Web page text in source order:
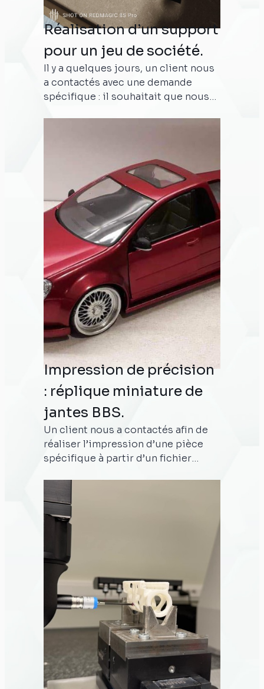
Réalisation d’un support
pour un jeu de société.
Il y a quelques jours, un client nous
a contactés avec une demande
spécifique : il souhaitait que nous
nous a transmis son fichier déjà
réalisé et nous avons ensuite lancé
l’impression sur notre imprimante
BambuLab X1 Carbon en utilisant
notre filament noir en ASA CF, un
matériau à la fois robuste et
résistant aux UV et aux variations de
température extérieure, idéal pour
une utilisation durable. Ne nous
connaissant pas encore, le client a
apprécié notre travail et nous a
rapidement confié une nouvelle
demande.
Impression de précision
: réplique miniature de
jantes BBS.
Un client nous a contactés afin de
réaliser l’impression d’une pièce
spécifique à partir d’un fichier
miniature d’une jante BBS, destinée
à une voiture miniature Volkswagen
modifiée. L’objectif du client était
d’obtenir une reproduction fidèle et
extrêmement détaillée, qui
corresponde parfaitement à ses
attentes en matière de réalisme et
de précision. Pour répondre à cette
demande, nous avons choisi
d’imprimer la pièce en utilisant
notre imprimante en résine. Ce type
d’imprimante est particulièrement
adapté pour des travaux nécessitant
un haut niveau de détail et une